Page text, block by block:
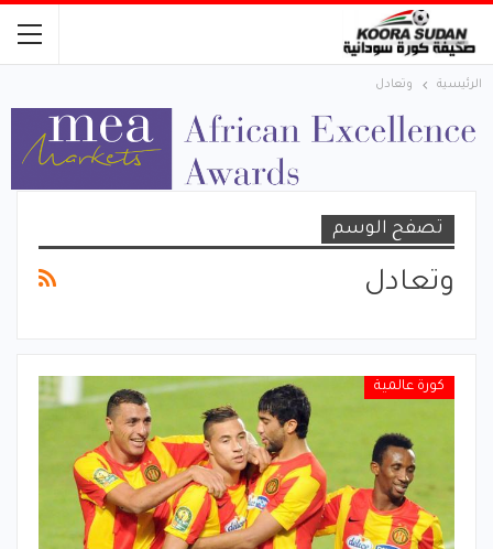
الرئيسية وتعادل
تصفح الوسم
وتعادل
كورة عالمية